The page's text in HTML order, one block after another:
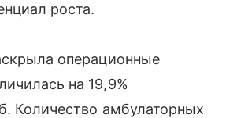
роста.
операционные
на 19,9%
Количество амбулаторных